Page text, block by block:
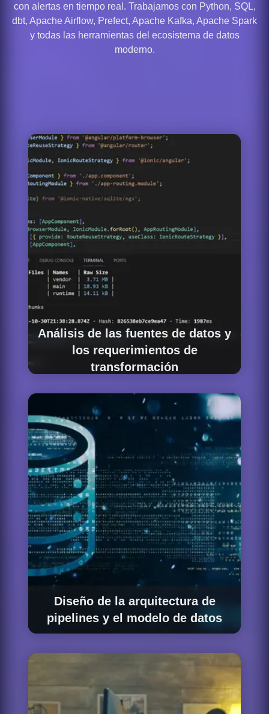
con alertas en tiempo real. Trabajamos con Python, SQL,
dbt, Apache Airflow, Prefect, Apache Kafka, Apache Spark
y todas las herramientas del ecosistema de datos
moderno.
Análisis de las fuentes de datos y
los requerimientos de
transformación
necesitas mover, desde dónde, hacia dónde,
con qué frecuencia y qué transformaciones
deben aplicarse en el camino. Este análisis
define el diseño de cada pipeline, la estrategia
de carga y la arquitectura de orquestación
más adecuada para tus requerimientos de
volumen, latencia y complejidad.
Diseño de la arquitectura de
pipelines y el modelo de datos
Definimos la arquitectura completa de los
capa, cómo estructurar los modelos de datos
estrategia de particionado aplicar y cómo
garantizar que los pipelines sean eficientes,